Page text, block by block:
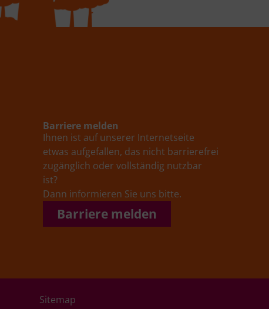
Barriere melden
Ihnen ist auf unserer Internetseite
etwas aufgefallen, das nicht barrierefrei
zugänglich oder vollständig nutzbar
ist?
Dann informieren Sie uns bitte.
Barriere melden
Sitemap